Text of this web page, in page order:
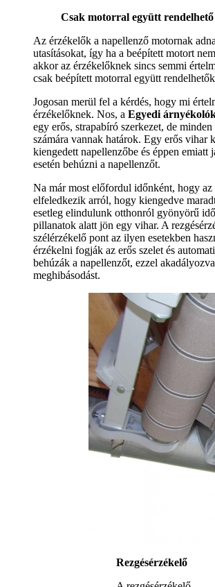
Csak motorral együtt rendelhető
Az érzékelők a napellenző motornak
utasításokat, így ha a beépített motort
akkor az érzékelőknek sincs semmi
csak beépített motorral együtt
Jogosan merül fel a kérdés, hogy mi
érzékelőknek. Nos, a Egyedi
egy erős, strapabíró szerkezet, de minden
számára vannak határok. Egy erős vihar
kiengedett napellenzőbe és éppen emiatt
esetén behúzni a napellenzőt.
Na már most előfordul időnként, hogy az
elfeledkezik arról, hogy kiengedve
esetleg elindulunk otthonról gyönyörű
pillanatok alatt jön egy vihar. A
szélérzékelő pont az ilyen esetekben
érzékelni fogják az erős szelet és
behúzák a napellenzőt, ezzel
meghibásodást.
Rezgésérzékelő